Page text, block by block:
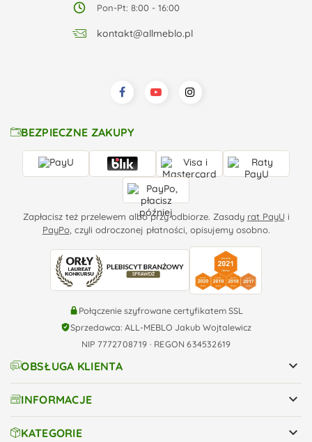
Pon-Pt: 8:00 - 16:00
kontakt@allmeblo.pl
BEZPIECZNE ZAKUPY
Zapłacisz też przelewem albo przy odbiorze. Zasady rat PayU i
PayPo, czyli odroczonej płatności, opisujemy osobno.
Połączenie szyfrowane certyfikatem SSL
Sprzedawca: ALL-MEBLO Jakub Wojtalewicz
NIP 7772708719 · REGON 634532619
OBSŁUGA KLIENTA 
INFORMACJE 
KATEGORIE 